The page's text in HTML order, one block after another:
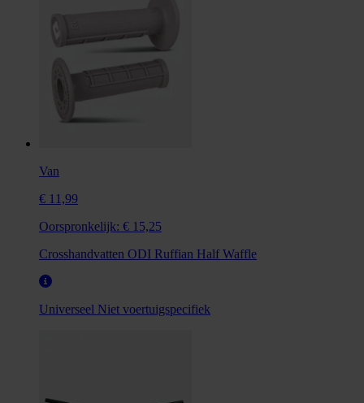
Van
€ 11,99
Oorspronkelijk: € 15,25
Crosshandvatten ODI Ruffian Half Waffle
Universeel Niet voertuigspecifiek